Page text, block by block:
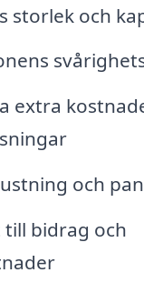
storlek och
extra
och
bidrag och